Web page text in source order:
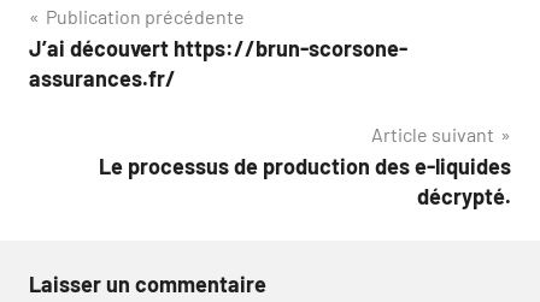
Navigation
de
Publication précédente
J’ai découvert https://brun-scorsone-
assurances.fr/
Article suivant
Le processus de production des e-liquides
décrypté.
Laisser un commentaire